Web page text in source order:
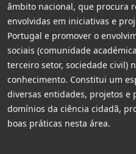
âmbito nacional, que procura
envolvidas em iniciativas e
Portugal e promover o
sociais (comunidade
terceiro setor, sociedade civil)
conhecimento. Constitui um
diversas entidades, projetos e
domínios da ciência cidadã,
boas práticas nesta área.